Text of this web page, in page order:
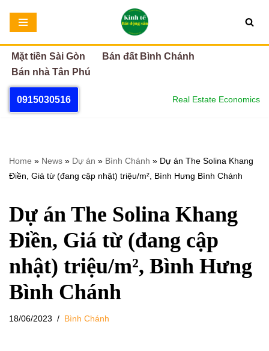
Chuyển
tới
nội
dung
Mặt tiền Sài Gòn
Bán đất Bình Chánh
Bán nhà Tân Phú
0915030516 Real Estate Economics
Home » News » Dự án » Bình Chánh » Dự án The Solina Khang
Điền, Giá từ (đang cập nhật) triệu/m², Bình Hưng Bình Chánh
Dự án The Solina Khang
Điền, Giá từ (đang cập
nhật) triệu/m², Bình Hưng
Bình Chánh
18/06/2023 Bình Chánh